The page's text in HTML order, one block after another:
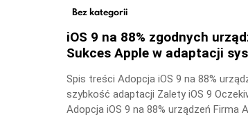
Bez kategorii
iOS 9 na 88% zgodnych
Sukces Apple w adaptacji
Spis treści Adopcja iOS 9 na 88%
szybkość adaptacji Zalety iOS 9
Adopcja iOS 9 na 88% urządzeń Firma